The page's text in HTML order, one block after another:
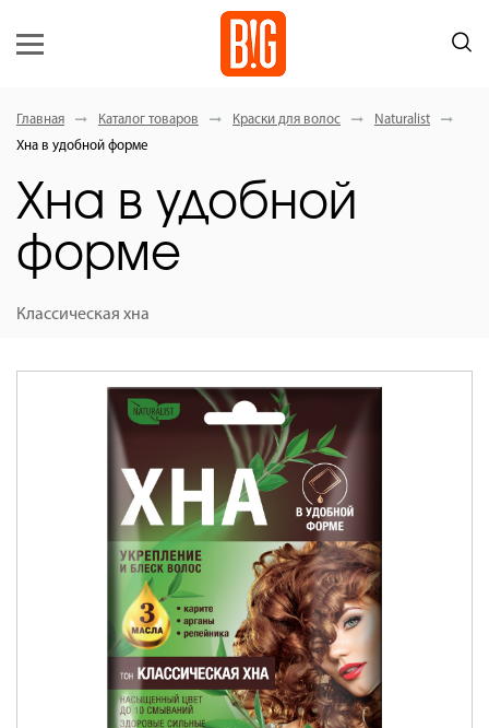
Главная Каталог товаров Краски для волос
Naturalist
Хна в удобной форме
Хна в удобной
форме
Классическая хна